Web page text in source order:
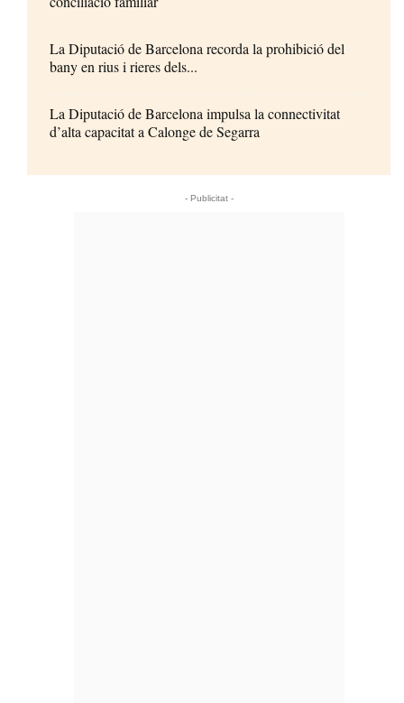
La Diputació de Barcelona recorda la prohibició del
bany en rius i rieres dels...
La Diputació de Barcelona impulsa la connectivitat
d’alta capacitat a Calonge de Segarra
- Publicitat -